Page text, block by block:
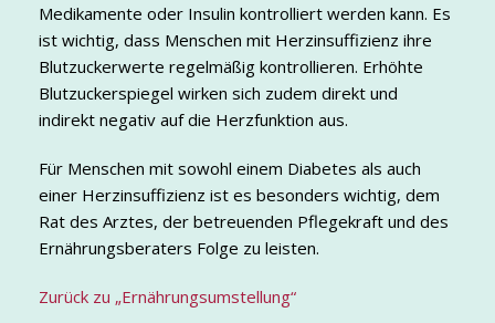
Medikamente oder Insulin kontrolliert werden kann. Es
ist wichtig, dass Menschen mit Herzinsuffizienz ihre
Blutzuckerwerte regelmäßig kontrollieren. Erhöhte
Blutzuckerspiegel wirken sich zudem direkt und
indirekt negativ auf die Herzfunktion aus.
Für Menschen mit sowohl einem Diabetes als auch
einer Herzinsuffizienz ist es besonders wichtig, dem
Rat des Arztes, der betreuenden Pflegekraft und des
Ernährungsberaters Folge zu leisten.
Zurück zu „Ernährungsumstellung“